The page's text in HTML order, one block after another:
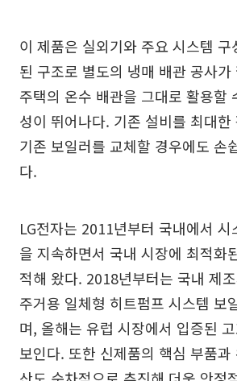
이 제품은 실외기와 주요 시스템
된 구조로 별도의 냉매 배관 공사가
주택의 온수 배관을 그대로 활용할
성이 뛰어나다. 기존 설비를 최대한
기존 보일러를 교체할 경우에도 손
다.
LG전자는 2011년부터 국내에서 시
을 지속하면서 국내 시장에 최적화
적해 왔다. 2018년부터는 국내 제
주거용 일체형 히트펌프 시스템 보
며, 올해는 유럽 시장에서 입증된
보인다. 또한 신제품의 핵심 부품과